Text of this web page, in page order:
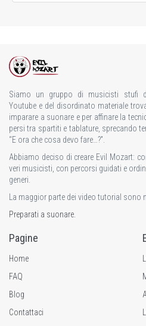
Siamo un gruppo di musicisti stufi
Youtube e del disordinato materiale
imparare a suonare e per affinare la
persi tra spartiti e tablature, sprecando
“E ora che cosa devo fare…?”.
Abbiamo deciso di creare Evil Mozart:
veri musicisti, con percorsi guidati e
generi.
La maggior parte dei video tutorial sono
Preparati a suonare.
Pagine
Home
FAQ
Blog
Contattaci